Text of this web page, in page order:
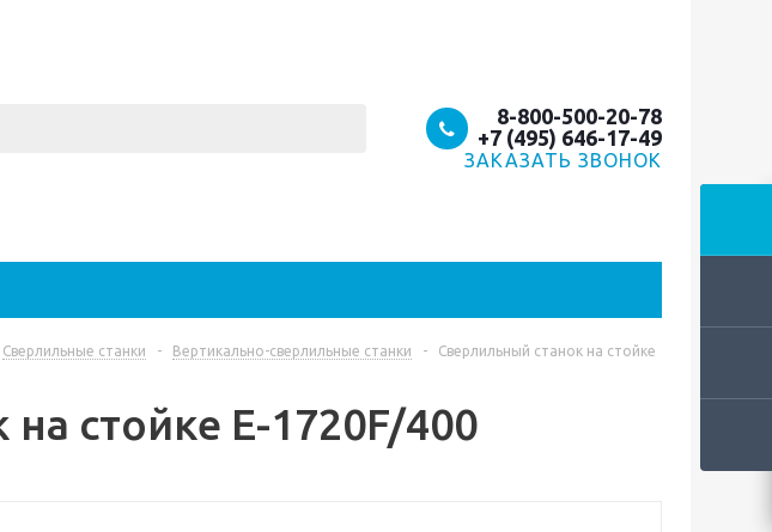
8-800-500-20-78
+7 (495) 646-17-49
ЗАКАЗАТЬ ЗВОНОК
Сверлильные станки - Вертикально-сверлильные станки -
Сверлильный станок на стойке
стойке Е-1720F/400